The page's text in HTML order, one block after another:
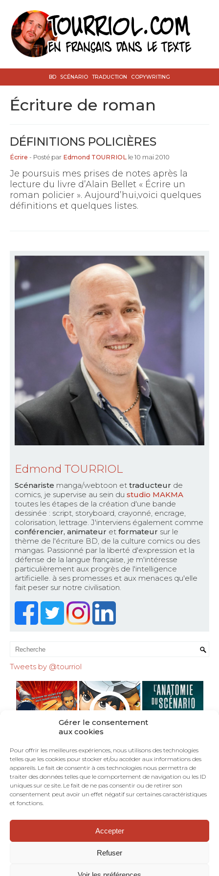
Gérer le consentement
aux cookies
Pour offrir les meilleures expériences, nous utilisons des technologies
telles que les cookies pour stocker et/ou accéder aux informations des
appareils. Le fait de consentir à ces technologies nous permettra de
traiter des données telles que le comportement de navigation ou les ID
uniques sur ce site. Le fait de ne pas consentir ou de retirer son
consentement peut avoir un effet négatif sur certaines caractéristiques
et fonctions.
Accepter
Refuser
BD SCÉNARIO TRADUCTION COPYWRITING
écriture de roman
DÉFINITIONS POLICIÈRES
Écrire - Posté par Edmond TOURRIOL le 10 mai 2010
Je poursuis mes prises de notes après la
lecture du livre d’Alain Bellet « Écrire un
roman policier ». Aujourd’hui,voici quelques
définitions et quelques listes.
Edmond TOURRIOL
Scénariste manga/webtoon et traducteur de
comics, je supervise au sein du studio MAKMA
toutes les étapes de la création d'une bande
dessinée : script, storyboard, crayonné, encrage,
colorisation, lettrage. J'interviens également comme
conférencier, animateur et formateur sur le
thème de l'écriture BD, de la culture comics ou des
mangas. Passionné par la liberté d'expression et la
défense de la langue française, je m'intéresse
particulièrement aux progrès de l'intelligence
artificielle. à ses promesses et aux menaces qu'elle
fait peser sur notre civilisation.
Tweets by @tourriol
©TOURRIOL.COM - En Français dans le Texte :
blog de scénariste BD, comics, mangas.